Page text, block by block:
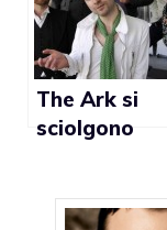
The Ark si
sciolgono